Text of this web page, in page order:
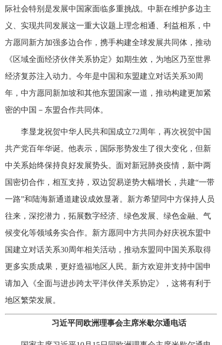
际社会特别是发展中国家面临多重挑战。中新在维护多边主
义、实现共同发展这一重大议题上理念相通、利益相系，中
方愿同新方加强多边合作，携手构建全球发展共同体，推动
《区域全面经济伙伴关系协定》如期生效，为地区乃至世界
经济复苏注入动力。今年是中国和东盟建立对话关系30周
年，中方愿同新加坡和其他东盟国家一道，推动构建更加紧
密的中国－东盟合作共同体。
李显龙祝贺中华人民共和国成立72周年，再次祝贺中国
共产党百年华诞。他表示，国际形势发生了很大变化，但新
中关系始终保持良好发展势头。面对新冠肺炎疫情，新中两
国密切合作，相互支持，双边贸易逆势大幅增长，共建“一带
一路”和陆海新通道建设成效显著。新方希望同中方保持人员
往来，深挖潜力，拓展数字经济、绿色发展、绿色金融、气
候变化等领域务实合作。新方愿同中方共同办好庆祝东盟中
国建立对话关系30周年相关活动，推动东盟同中国关系取得
更多实质成果，更好造福地区人民。新方欢迎并支持中国申
请加入《全面与进步跨太平洋伙伴关系协定》，这将有利于
地区繁荣发展。
习近平同欧洲理事会主席米歇尔通电话